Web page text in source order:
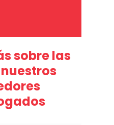
sobre las